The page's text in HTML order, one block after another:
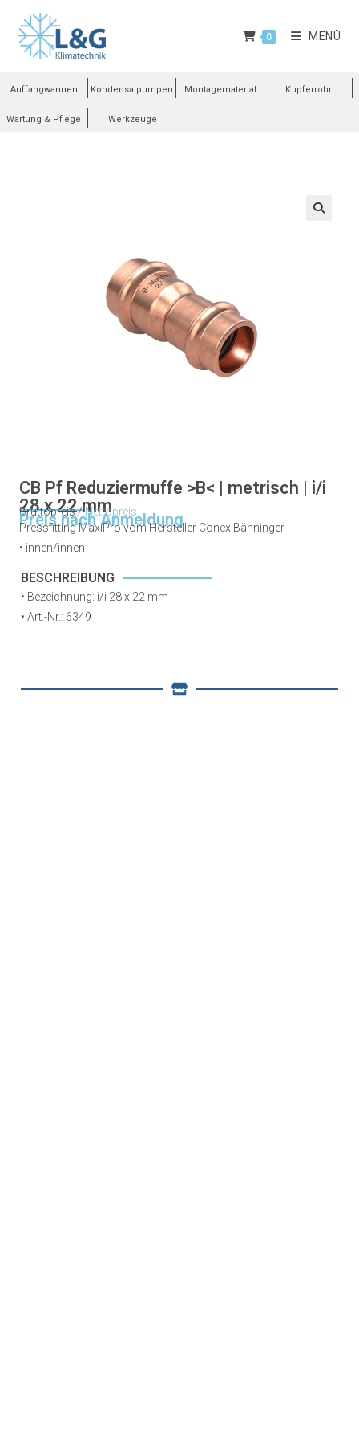
0 MENÜ
Auffangwannen Kondensatpumpen Montagematerial Kupferrohr
Wartung & Pflege Werkzeuge
CB Pf Reduziermuffe >B< | metrisch | i/i
28 x 22 mm
Bruttopreis / Nettopreis
Preis nach Anmeldung
Pressfitting MaxiPro vom Hersteller Conex Bänninger
• innen/innen
BESCHREIBUNG
• Bezeichnung: i/i 28 x 22 mm
• Art.-Nr.: 6349